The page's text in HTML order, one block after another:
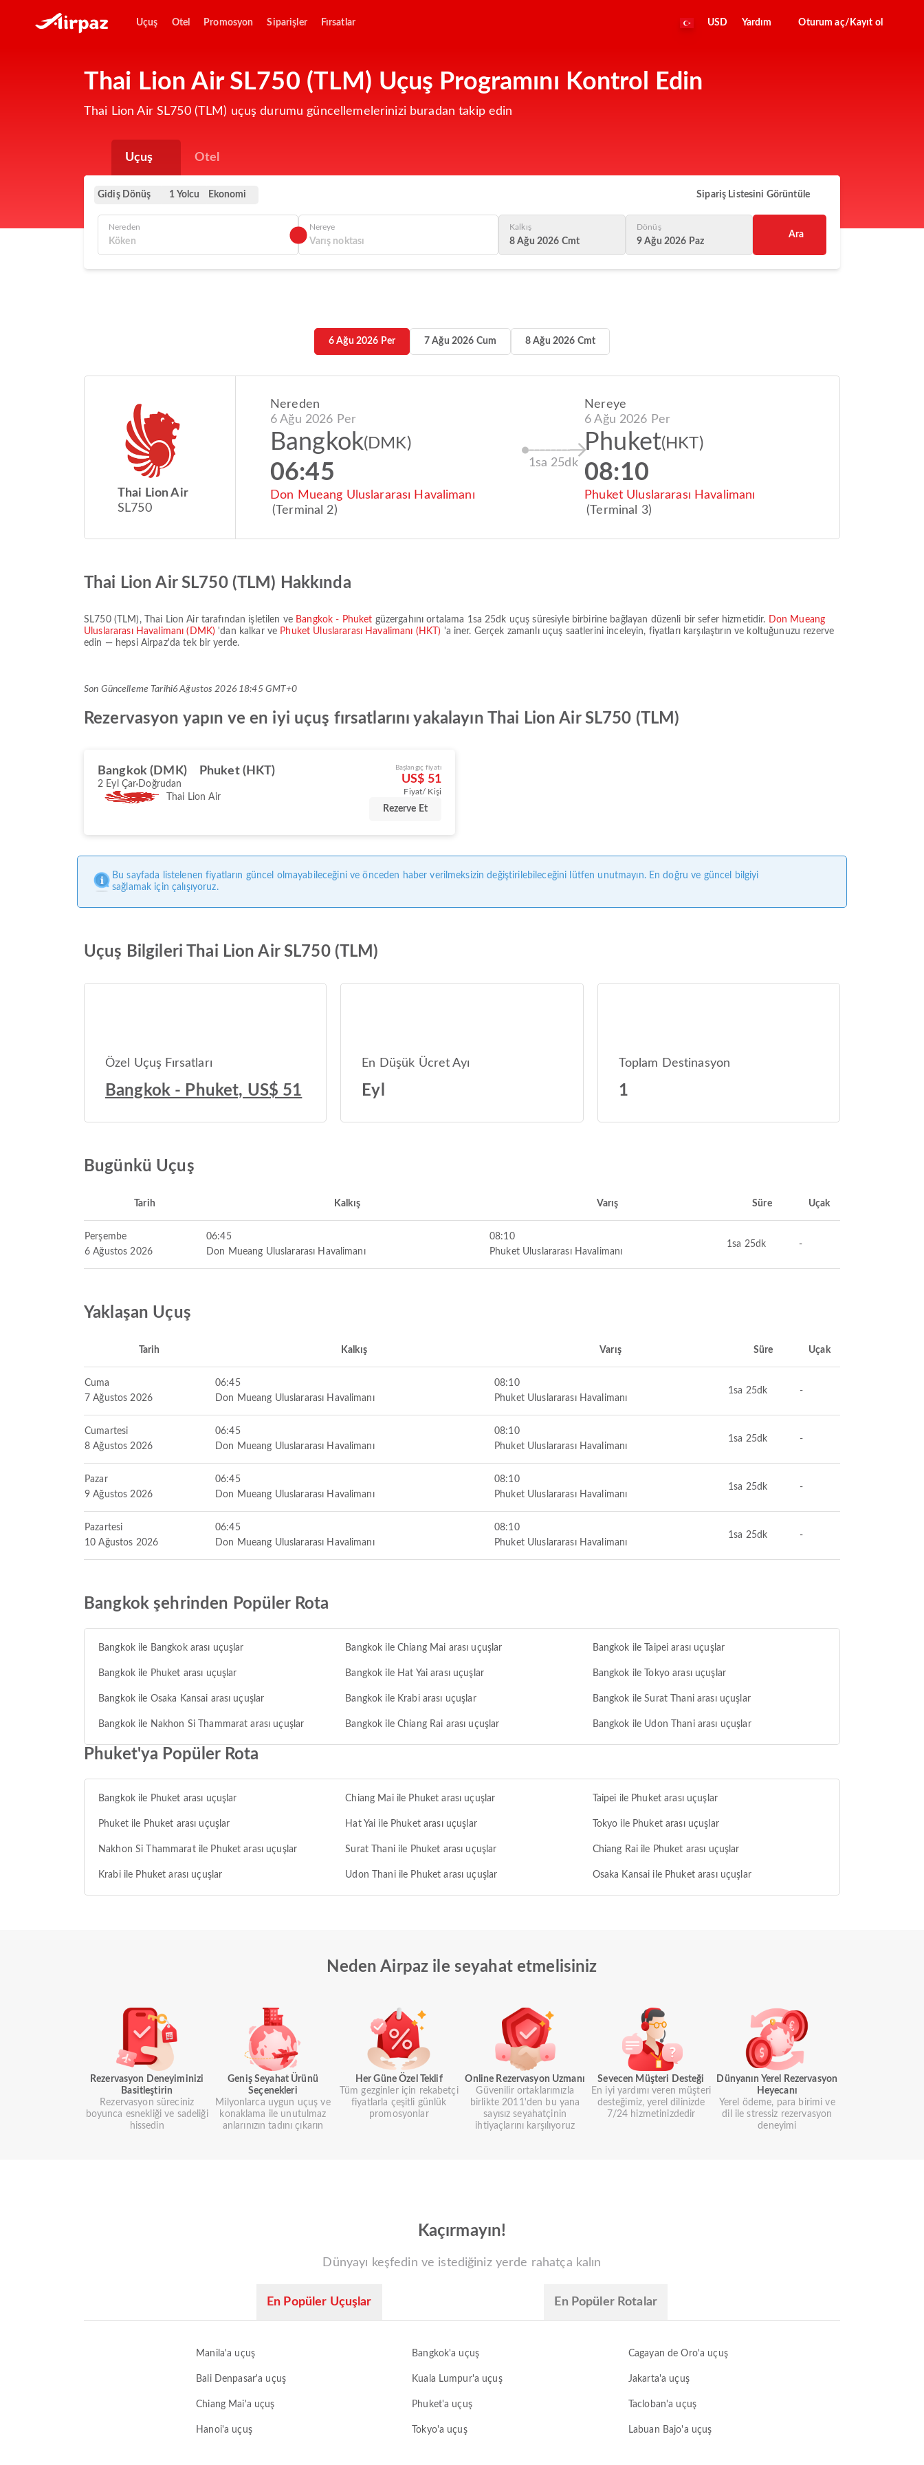
Uçuş Otel Promosyon Siparişler Fırsatlar USD Yardım Oturum aç/Kayıt ol
Thai Lion Air SL750 (TLM) Uçuş Programını Kontrol Edin
Thai Lion Air SL750 (TLM) uçuş durumu güncellemelerinizi buradan takip edin
Uçuş Otel
Gidiş Dönüş 1 Yolcu Ekonomi Sipariş Listesini Görüntüle
Nereden Nereye Kalkış
8 Ağu 2026 Cmt
Dönüş
9 Ağu 2026 Paz
Ara
6 Ağu 2026 Per 7 Ağu 2026 Cum 8 Ağu 2026 Cmt
Thai Lion Air
SL750
Nereden
6 Ağu 2026 Per
Bangkok(DMK)
06:45
Don Mueang Uluslararası Havalimanı
(Terminal 2)
1sa 25dk
Nereye
6 Ağu 2026 Per
Phuket(HKT)
08:10
Phuket Uluslararası Havalimanı
(Terminal 3)
Thai Lion Air SL750 (TLM) Hakkında
SL750( TLM ), Thai Lion Airtarafından işletilen ve Bangkok - Phuket güzergahını ortalama 1sa 25dk uçuş süresiyle birbirine bağlayan düzenli bir sefer hizmetidir. Don Mueang
Uluslararası Havalimanı (DMK) 'dan kalkar ve Phuket Uluslararası Havalimanı (HKT) 'a iner. Gerçek zamanlı uçuş saatlerini inceleyin, fiyatları karşılaştırın ve koltuğunuzu rezerve
edin — hepsi Airpaz'da tek bir yerde.
Son Güncelleme Tarihi6 Ağustos 2026 18:45 GMT+0
Rezervasyon yapın ve en iyi uçuş fırsatlarını yakalayın Thai Lion Air SL750 (TLM)
Bangkok (DMK) Phuket (HKT)
2 Eyl Çar Doğrudan
Thai Lion Air
Başlangıç fiyatı
US$ 51
Fiyat/ Kişi
Rezerve Et
Bu sayfada listelenen fiyatların güncel olmayabileceğini ve önceden haber verilmeksizin değiştirilebileceğini lütfen unutmayın. En doğru ve güncel bilgiyi
sağlamak için çalışıyoruz.
Uçuş Bilgileri Thai Lion Air SL750 (TLM)
Özel Uçuş Fırsatları
Bangkok - Phuket, US$ 51
En Düşük Ücret Ayı
Eyl
Toplam Destinasyon
1
Bugünkü Uçuş
Tarih Kalkış Varış Süre Uçak
Perşembe
6 Ağustos 2026
06:45
Don Mueang Uluslararası Havalimanı
08:10
Phuket Uluslararası Havalimanı
1sa 25dk -
Yaklaşan Uçuş
Tarih Kalkış Varış Süre Uçak
Cuma
7 Ağustos 2026
06:45
Don Mueang Uluslararası Havalimanı
08:10
Phuket Uluslararası Havalimanı
1sa 25dk -
Cumartesi
8 Ağustos 2026
06:45
Don Mueang Uluslararası Havalimanı
08:10
Phuket Uluslararası Havalimanı
1sa 25dk -
Pazar
9 Ağustos 2026
06:45
Don Mueang Uluslararası Havalimanı
08:10
Phuket Uluslararası Havalimanı
1sa 25dk -
Pazartesi
10 Ağustos 2026
06:45
Don Mueang Uluslararası Havalimanı
08:10
Phuket Uluslararası Havalimanı
1sa 25dk -
Bangkok şehrinden Popüler Rota
Bangkok ile Bangkok arası uçuşlar Bangkok ile Chiang Mai arası uçuşlar Bangkok ile Taipei arası uçuşlar
Bangkok ile Phuket arası uçuşlar Bangkok ile Hat Yai arası uçuşlar Bangkok ile Tokyo arası uçuşlar
Bangkok ile Osaka Kansai arası uçuşlar Bangkok ile Krabi arası uçuşlar Bangkok ile Surat Thani arası uçuşlar
Bangkok ile Nakhon Si Thammarat arası uçuşlar Bangkok ile Chiang Rai arası uçuşlar Bangkok ile Udon Thani arası uçuşlar
Phuket'ya Popüler Rota
Bangkok ile Phuket arası uçuşlar Chiang Mai ile Phuket arası uçuşlar Taipei ile Phuket arası uçuşlar
Phuket ile Phuket arası uçuşlar Hat Yai ile Phuket arası uçuşlar Tokyo ile Phuket arası uçuşlar
Nakhon Si Thammarat ile Phuket arası uçuşlar Surat Thani ile Phuket arası uçuşlar Chiang Rai ile Phuket arası uçuşlar
Krabi ile Phuket arası uçuşlar Udon Thani ile Phuket arası uçuşlar Osaka Kansai ile Phuket arası uçuşlar
Neden Airpaz ile seyahat etmelisiniz
Rezervasyon Deneyiminizi
Basitleştirin
Rezervasyon süreciniz
boyunca esnekliği ve sadeliği
hissedin
Geniş Seyahat Ürünü
Seçenekleri
Milyonlarca uygun uçuş ve
konaklama ile unutulmaz
anlarınızın tadını çıkarın
Her Güne Özel Teklif
Tüm gezginler için rekabetçi
fiyatlarla çeşitli günlük
promosyonlar
Online Rezervasyon Uzmanı
Güvenilir ortaklarımızla
birlikte 2011'den bu yana
sayısız seyahatçinin
ihtiyaçlarını karşılıyoruz
Sevecen Müşteri Desteği
En iyi yardımı veren müşteri
desteğimiz, yerel dilinizde
7/24 hizmetinizdedir
Dünyanın Yerel Rezervasyon
Heyecanı
Yerel ödeme, para birimi ve
dil ile stressiz rezervasyon
deneyimi
Kaçırmayın!
Dünyayı keşfedin ve istediğiniz yerde rahatça kalın
En Popüler Uçuşlar En Popüler Rotalar
Manila'a uçuş Bangkok'a uçuş Cagayan de Oro'a uçuş
Bali Denpasar'a uçuş Kuala Lumpur'a uçuş Jakarta'a uçuş
Chiang Mai'a uçuş Phuket'a uçuş Tacloban'a uçuş
Hanoi'a uçuş Tokyo'a uçuş Labuan Bajo'a uçuş